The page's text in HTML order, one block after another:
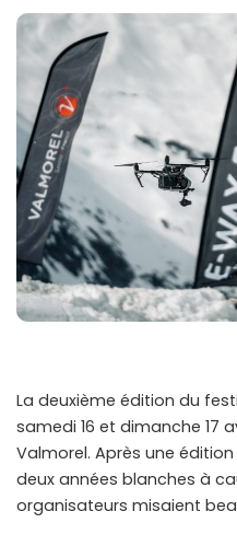
La deuxième édition du
samedi 16 et dimanche 17
Valmorel. Après une
deux années blanches à
organisateurs misaient